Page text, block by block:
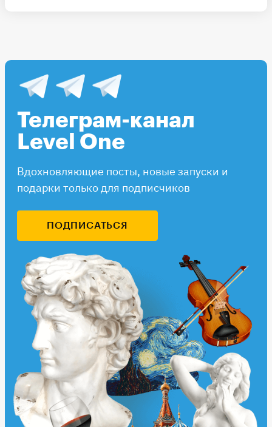
Телеграм-канал
Level One
Вдохновляющие посты, новые запуски и
подарки только для подписчиков
ПОДПИСАТЬСЯ